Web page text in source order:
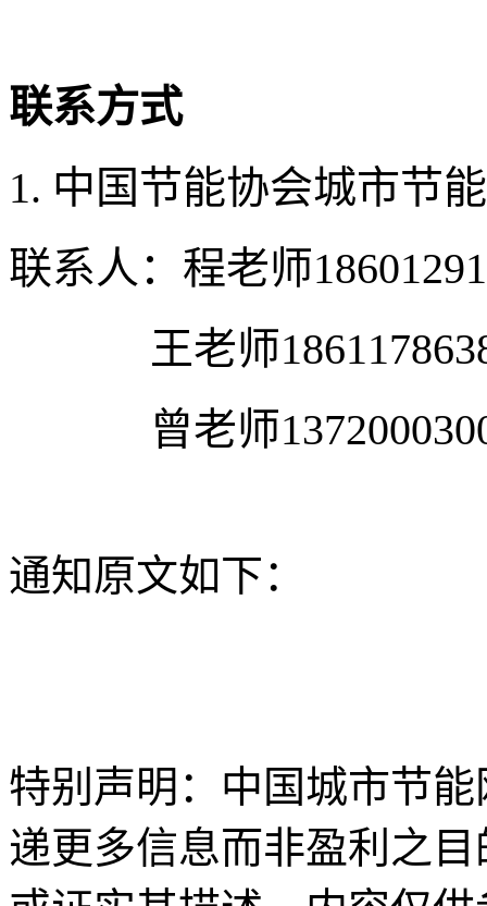
联系方式
1. 中国节能协会城市节
联系人：程老师
王老师
曾老师
通知原文如下：
特别声明：中国城市节
递更多信息而非盈利之